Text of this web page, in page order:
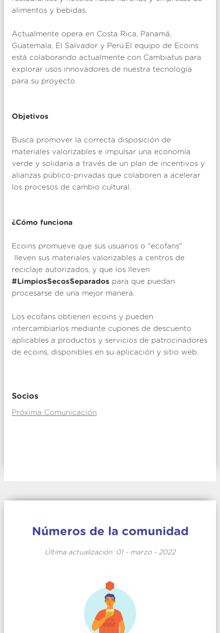
alimentos y bebidas.
Actualmente opera en Costa Rica, Panamá,
Guatemala, El Salvador y Perú.El equipo de Ecoins
está colaborando actualmente con Cambiatus para
explorar usos innovadores de nuestra tecnología
para su proyecto.
Objetivos
Busca promover la correcta disposición de
materiales valorizables e impulsar una economía
verde y solidaria a través de un plan de incentivos y
alianzas público-privadas que colaboren a acelerar
los procesos de cambio cultural.
¿Cómo funciona
Ecoins promueve que sus usuarios o "ecofans"
lleven sus materiales valorizables a centros de
reciclaje autorizados, y que los lleven
#LimpiosSecosSeparados para que puedan
procesarse de una mejor manera.
Los ecofans obtienen ecoins y pueden
intercambiarlos mediante cupones de descuento
aplicables a productos y servicios de patrocinadores
de ecoins, disponibles en su aplicación y sitio web.
Socios
Próxima Comunicación
Números de la comunidad
Última actualización: 01 - marzo - 2022